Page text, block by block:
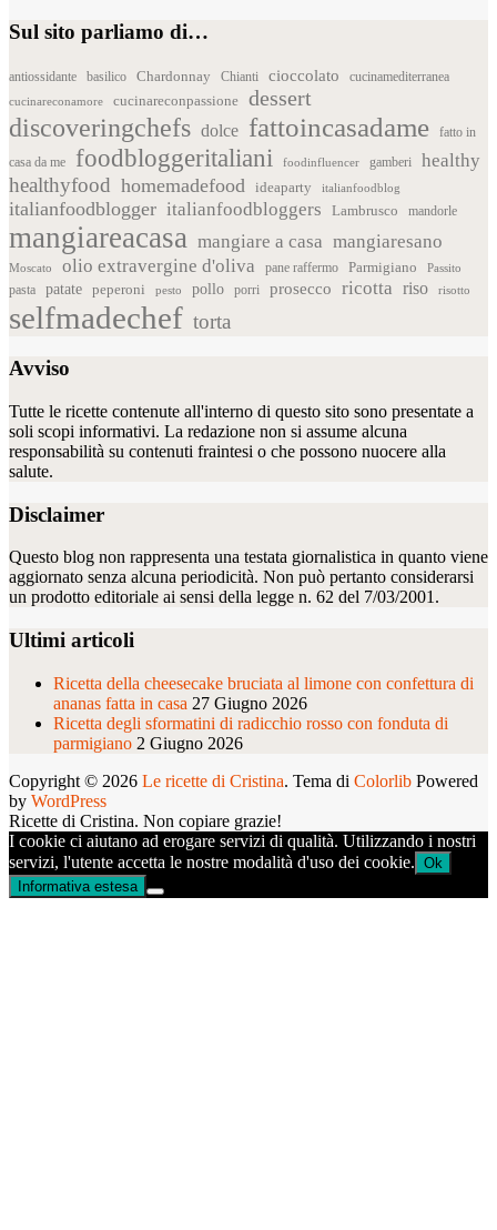
Sul sito parliamo di…
antiossidante basilico Chardonnay Chianti cioccolato cucinamediterranea
cucinareconamore cucinareconpassione dessert
discoveringchefs dolce fattoincasadame
fatto in
casa da me
foodbloggeritaliani foodinfluencer gamberi healthy
healthyfood homemadefood ideaparty italianfoodblog
italianfoodblogger italianfoodbloggers Lambrusco mandorle
mangiareacasa mangiare a casa mangiaresano
Moscato olio extravergine d'oliva pane raffermo Parmigiano Passito
pasta patate peperoni pesto pollo porri prosecco ricotta riso risotto
selfmadechef torta
Avviso
Tutte le ricette contenute all'interno di questo sito sono presentate a
soli scopi informativi. La redazione non si assume alcuna
responsabilità su contenuti fraintesi o che possono nuocere alla
salute.
Disclaimer
Questo blog non rappresenta una testata giornalistica in quanto viene
aggiornato senza alcuna periodicità. Non può pertanto considerarsi
un prodotto editoriale ai sensi della legge n. 62 del 7/03/2001.
Ultimi articoli
Ricetta della cheesecake bruciata al limone con confettura di
ananas fatta in casa 27 Giugno 2026
Ricetta degli sformatini di radicchio rosso con fonduta di
parmigiano 2 Giugno 2026
Copyright © 2026 Le ricette di Cristina. Tema di Colorlib Powered
by WordPress
Ricette di Cristina. Non copiare grazie!
I cookie ci aiutano ad erogare servizi di qualità. Utilizzando i nostri
servizi, l'utente accetta le nostre modalità d'uso dei cookie. Ok
Informativa estesa